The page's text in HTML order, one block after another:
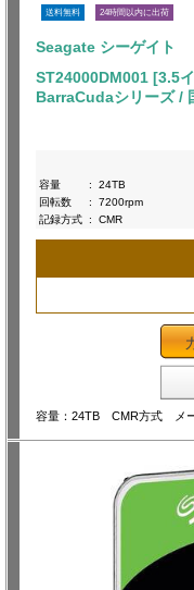
送料無料 24時間以内に出荷
Seagate シーゲイト
ST24000DM001 [3.5
BarraCudaシリーズ /
容量
:
24TB
回転数
:
7200rpm
記録方式 : CMR
容量：24TB CMR方式 メ